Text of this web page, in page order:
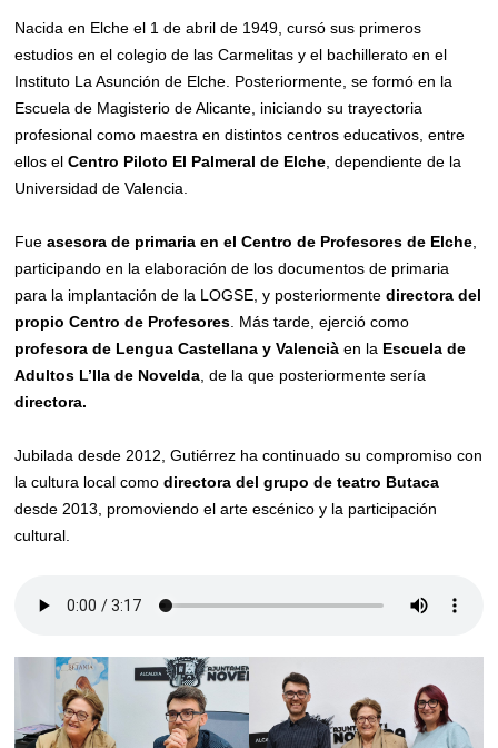
Nacida en Elche el 1 de abril de 1949, cursó sus primeros
estudios en el colegio de las Carmelitas y el bachillerato en el
Instituto La Asunción de Elche. Posteriormente, se formó en la
Escuela de Magisterio de Alicante, iniciando su trayectoria
profesional como maestra en distintos centros educativos, entre
ellos elCentro Piloto El Palmeral de Elche , dependiente de la
Universidad de Valencia.
Fueasesora de primaria en el Centro de Profesores de Elche
participando en la elaboración de los documentos de primaria
para la implantación de la LOGSE, y posteriormentedirectora del
propio Centro de Profesores . Más tarde, ejerció como
profesora de Lengua Castellana y Valencià en la Escuela de
Adultos L’Ila de Novelda , de la que posteriormente sería
directora.
Jubilada desde 2012, Gutiérrez ha continuado su compromiso con
la cultura local comodirectora del grupo de teatro Butaca
desde 2013, promoviendo el arte escénico y la participación
cultural.